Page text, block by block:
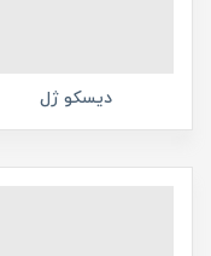
دیسکو ژل